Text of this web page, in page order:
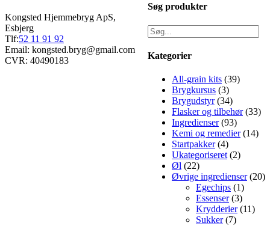
Søg produkter
Kategorier
All-grain kits (39)
Brygkursus (3)
Brygudstyr (34)
Flasker og tilbehør (33)
Ingredienser (93)
Kemi og remedier (14)
Startpakker (4)
Ukategoriseret (2)
Øl (22)
Øvrige ingredienser (20)
Egechips (1)
Essenser (3)
Krydderier (11)
Sukker (7)
Kongsted Hjemmebryg ApS,
Esbjerg
Tlf:52 11 91 92
Email: kongsted.bryg@gmail.com
CVR: 40490183